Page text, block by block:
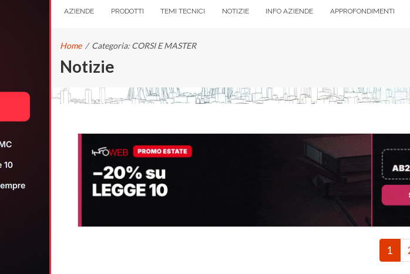
AZIENDE PRODOTTI TEMI TECNICI NOTIZIE INFO AZIENDE APPROFONDIMENTI
Home / Categoria: CORSI E MASTER
Notizie
1